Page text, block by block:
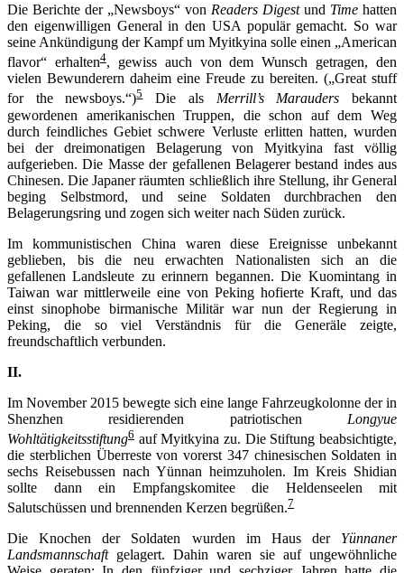
Die Berichte der „Newsboys“ von Readers Digestund Time hatten
den eigenwilligen General in den USA populär gemacht. So war
seine Ankündigung der Kampf um Myitkyina solle einen „American
flavor“ erhalten4, gewiss auch von dem Wunsch getragen, den
vielen Bewunderern daheim eine Freude zu bereiten. („Great stuff
for the newsboys.“)5Die als Merrill’s Marauders bekannt
gewordenen amerikanischen Truppen, die schon auf dem Weg
durch feindliches Gebiet schwere Verluste erlitten hatten, wurden
bei der dreimonatigen Belagerung von Myitkyina fast völlig
aufgerieben. Die Masse der gefallenen Belagerer bestand indes aus
Chinesen. Die Japaner räumten schließlich ihre Stellung, ihr General
beging Selbstmord, und seine Soldaten durchbrachen den
Belagerungsring und zogen sich weiter nach Süden zurück.
Im kommunistischen China waren diese Ereignisse unbekannt
geblieben, bis die neu erwachten Nationalisten sich an die
gefallenen Landsleute zu erinnern begannen. Die Kuomintang in
Taiwan war mittlerweile eine von Peking hofierte Kraft, und das
einst sinophobe birmanische Militär war nun der Regierung in
Peking, die so viel Verständnis für die Generäle zeigte,
freundschaftlich verbunden.
II.
Im November 2015 bewegte sich eine lange Fahrzeugkolonne der in
Shenzhen residierenden patriotischen Longyue
Wohltätigkeitsstiftung6 auf Myitkyina zu. Die Stiftung beabsichtigte,
die sterblichen Überreste von vorerst 347 chinesischen Soldaten in
sechs Reisebussen nach Yünnan heimzuholen. Im Kreis Shidian
sollte dann ein Empfangskomitee die Heldenseelen mit
Salutschüssen und brennenden Kerzen begrüßen.7
Die Knochen der Soldaten wurden im Haus der Yünnaner
Landsmannschaftgelagert. Dahin waren sie auf ungewöhnliche